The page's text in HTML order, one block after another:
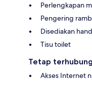
Perlengkapan
Pengering
Disediakan
Tisu toilet
Tetap terhubung
Akses Internet